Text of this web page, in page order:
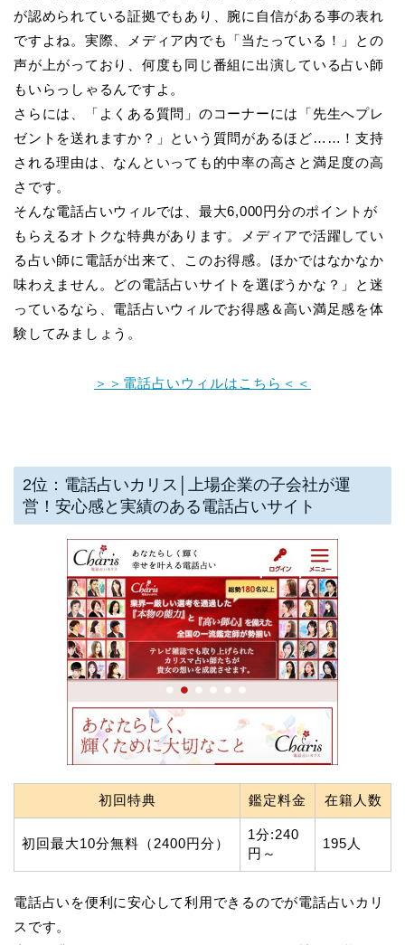
が認められている証拠でもあり、腕に自信がある事の表れ
ですよね。実際、メディア内でも「当たっている！」との
声が上がっており、何度も同じ番組に出演している占い師
もいらっしゃるんですよ。
さらには、「よくある質問」のコーナーには「先生へプレ
ゼントを送れますか？」という質問があるほど……！支持
される理由は、なんといっても的中率の高さと満足度の高
さです。
そんな電話占いウィルでは、最大6,000円分のポイントが
もらえるオトクな特典があります。メディアで活躍してい
る占い師に電話が出来て、このお得感。ほかではなかなか
味わえません。どの電話占いサイトを選ぼうかな？」と迷
っているなら、電話占いウィルでお得感＆高い満足感を体
験してみましょう。
＞＞電話占いウィルはこちら＜＜
2位：電話占いカリス│上場企業の子会社が運
営！安心感と実績のある電話占いサイト
初回特典 鑑定料金 在籍人数
初回最大10分無料（2400円分）
1分:240
円～
195人
電話占いを便利に安心して利用できるのでが電話占いカリ
スです。